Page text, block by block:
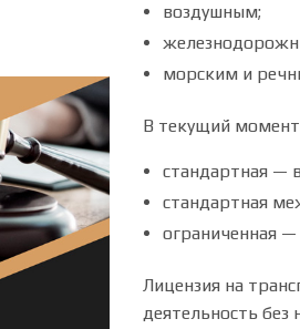
воздушным;
морским и
В текущий момент
стандартная —
стандартная
ограниченная
Лицензия на
деятельность